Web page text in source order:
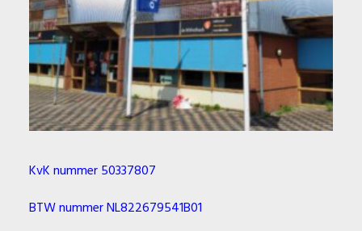
KvK nummer 50337807
BTW nummer NL822679541B01